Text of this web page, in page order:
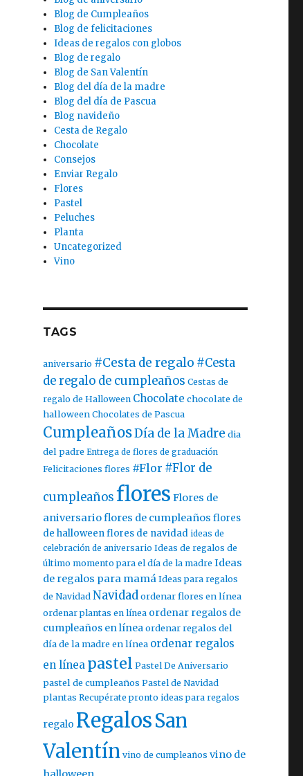
Blog de Cumpleaños
Blog de felicitaciones
Ideas de regalos con globos
Blog de regalo
Blog de San Valentín
Blog del día de la madre
Blog del día de Pascua
Blog navideño
Cesta de Regalo
Chocolate
Consejos
Enviar Regalo
Flores
Pastel
Peluches
Planta
Uncategorized
Vino
TAGS
aniversario #Cesta de regalo #Cesta
de regalo de cumpleaños Cestas de
regalo de Halloween Chocolate chocolate de
halloween Chocolates de Pascua
CumpleañosDía de la Madre dia
del padre Entrega de flores de graduación
Felicitaciones flores #Flor #Flor de
cumpleañosflores Flores de
aniversarioflores de cumpleaños flores
de halloweenflores de navidad ideas de
celebración de aniversario Ideas de regalos de
último momento para el día de la madre Ideas
de regalos para mamá Ideas para regalos
de Navidad Navidadordenar flores en línea
ordenar plantas en línea ordenar regalos de
cumpleaños en línea ordenar regalos del
día de la madre en línea ordenar regalos
en línea pastel Pastel De Aniversario
pastel de cumpleaños Pastel de Navidad
plantas Recupérate pronto ideas para regalos
regalo RegalosSan
Valentín vino de cumpleaños vino de